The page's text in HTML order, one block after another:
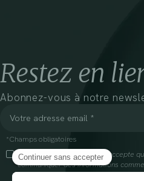
Restez en
Abonnez-vous à notre
*Champs obligatoires
En cliquant sur cette case, j’accepte
communiquer des informations
gestion de vos données et vos droits,